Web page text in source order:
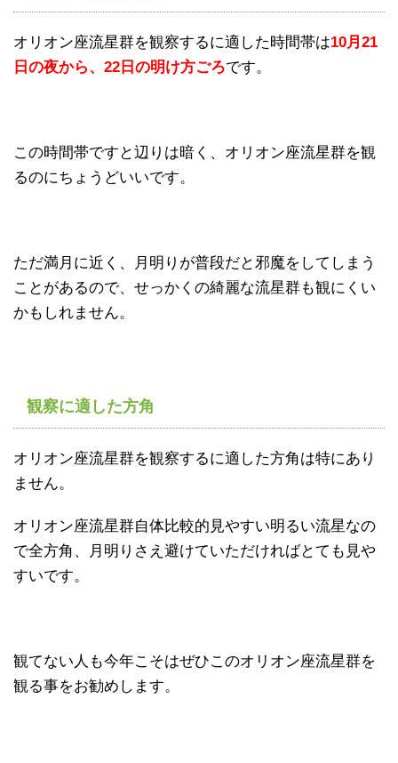
オリオン座流星群を観察するに適した時間帯は10月21
日の夜から、22日の明け方ごろです。
この時間帯ですと辺りは暗く、オリオン座流星群を観
るのにちょうどいいです。
ただ満月に近く、月明りが普段だと邪魔をしてしまう
ことがあるので、せっかくの綺麗な流星群も観にくい
かもしれません。
観察に適した方角
オリオン座流星群を観察するに適した方角は特にあり
ません。
オリオン座流星群自体比較的見やすい明るい流星なの
で全方角、月明りさえ避けていただければとても見や
すいです。
観てない人も今年こそはぜひこのオリオン座流星群を
観る事をお勧めします。